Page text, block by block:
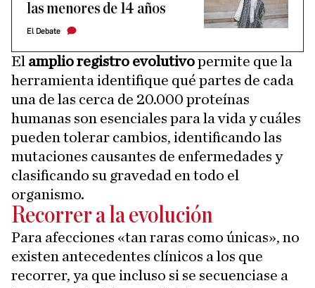
las menores de 14 años
El Debate
El amplio registro evolutivopermite que la
herramienta identifique qué partes de cada
una de las cerca de 20.000 proteínas
humanas son esenciales para la vida y cuáles
pueden tolerar cambios, identificando las
mutaciones causantes de enfermedades y
clasificando su gravedad en todo el
organismo.
Recorrer a la evolución
Para afecciones «tan raras como únicas», no
existen antecedentes clínicos a los que
recorrer, ya que incluso si se secuenciase a